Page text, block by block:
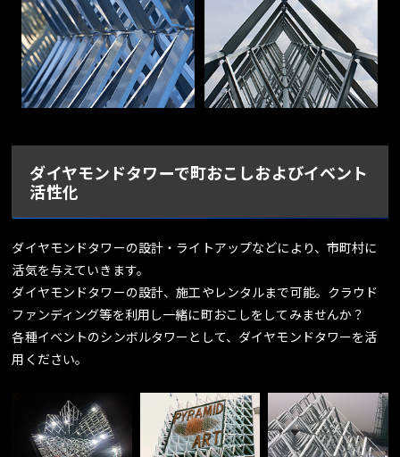
ダイヤモンドタワーで町おこしおよびイベント
活性化
ダイヤモンドタワーの設計・ライトアップなどにより、市町村に
活気を与えていきます。
ダイヤモンドタワーの設計、施工やレンタルまで可能。クラウド
ファンディング等を利用し一緒に町おこしをしてみませんか？
各種イベントのシンボルタワーとして、ダイヤモンドタワーを活
用ください。